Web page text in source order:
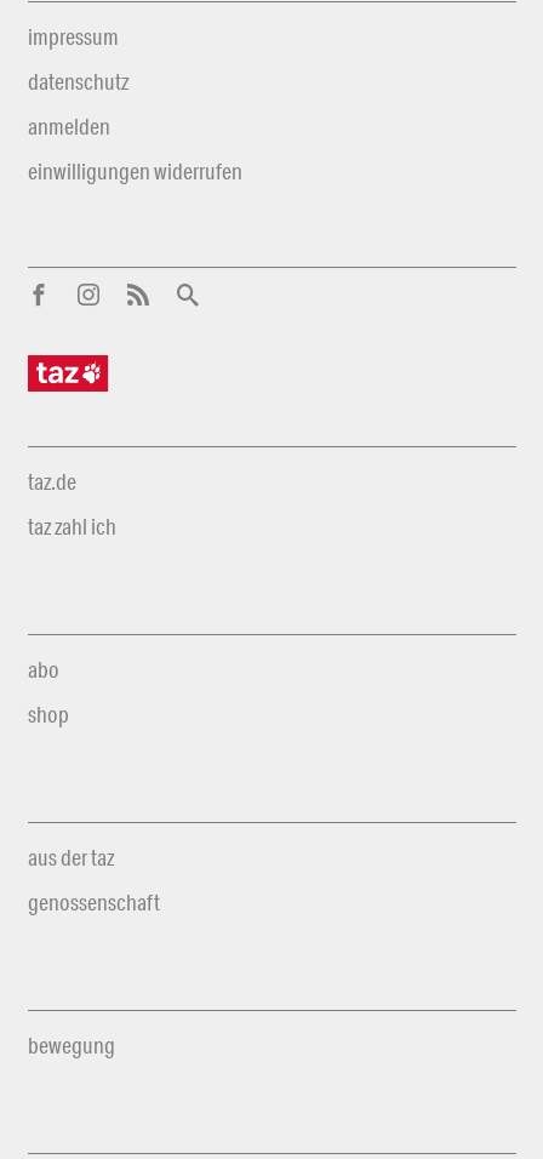
impressum
datenschutz
anmelden
einwilligungen widerrufen
taz.de
taz zahl ich
abo
shop
aus der taz
genossenschaft
bewegung